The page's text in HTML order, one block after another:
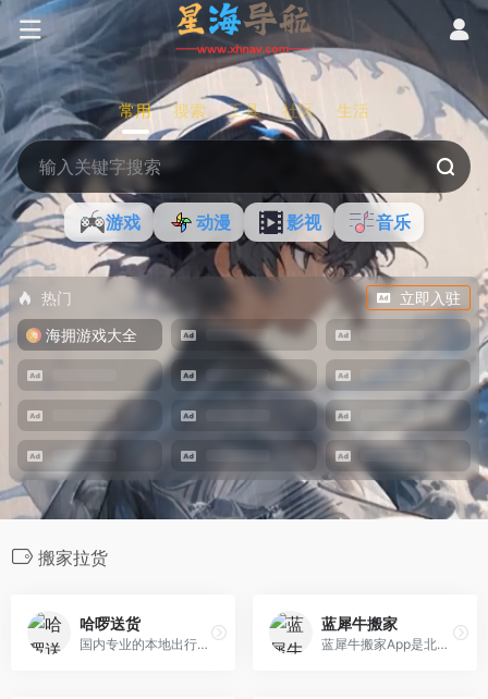
常用 搜索 工具 社区 生活
游戏 动漫 影视 音乐
热门
立即入驻
海拥游戏大全
搬家拉货
哈啰送货
国内专业的本地出行及生活服务平台，致力于应用数字技术的红利，为人们提供更便捷的出行以及更好的普惠生活服务。
蓝犀牛搬家
蓝犀牛搬家App是北京蓝犀牛信息技术有限公司开发的一款搬家应用，提供明码标价，全程搬运的24小时搬家服务，用户可自助下单，实时查看订单轨迹，全程无现金支付。全国现已开通北京、上海、广州、深圳、杭州等近30个城市。